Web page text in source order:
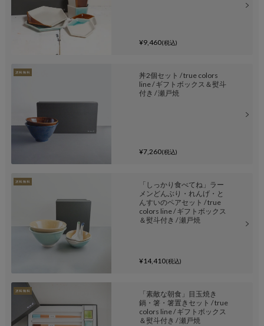
¥9,460(税込)
丼2個セット / true colors
line / ギフトボックス＆熨斗
付き / 瀬戸焼
¥7,260(税込)
「しっかり食べてね」ラー
メンどんぶり・れんげ・と
んすいのペアセット / true
colors line / ギフトボックス
＆熨斗付き / 瀬戸焼
¥14,410(税込)
「素敵な朝食」目玉焼き
鍋・箸・箸置きセット / true
colors line / ギフトボックス
＆熨斗付き / 瀬戸焼